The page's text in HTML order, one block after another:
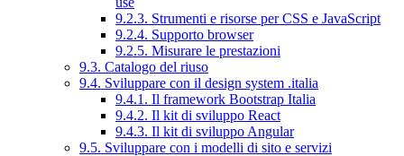
9.2.3. Strumenti e risorse per CSS e JavaScript
9.2.4. Supporto browser
9.2.5. Misurare le prestazioni
9.3. Catalogo del riuso
9.4. Sviluppare con il design system .italia
9.4.1. Il framework Bootstrap Italia
9.4.2. Il kit di sviluppo React
9.4.3. Il kit di sviluppo Angular
9.5. Sviluppare con i modelli di sito e servizi